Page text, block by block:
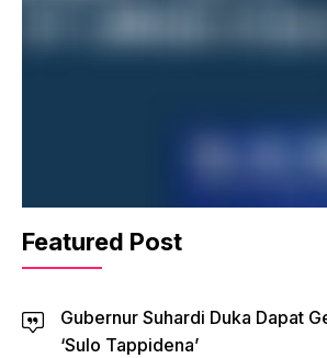
Featured Post
Gubernur Suhardi Duka Dapat
‘Sulo Tappidena’